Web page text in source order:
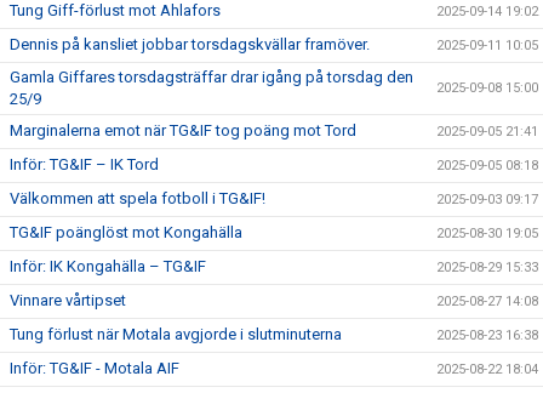
Tung Giff-förlust mot Ahlafors 2025-09-14 19:02
Dennis på kansliet jobbar torsdagskvällar framöver. 2025-09-11 10:05
Gamla Giffares torsdagsträffar drar igång på torsdag den
25/9
2025-09-08 15:00
Marginalerna emot när TG&IF tog poäng mot Tord 2025-09-05 21:41
Inför: TG&IF – IK Tord 2025-09-05 08:18
Välkommen att spela fotboll i TG&IF! 2025-09-03 09:17
TG&IF poänglöst mot Kongahälla 2025-08-30 19:05
Inför: IK Kongahälla – TG&IF 2025-08-29 15:33
Vinnare vårtipset 2025-08-27 14:08
Tung förlust när Motala avgjorde i slutminuterna 2025-08-23 16:38
Inför: TG&IF - Motala AIF 2025-08-22 18:04